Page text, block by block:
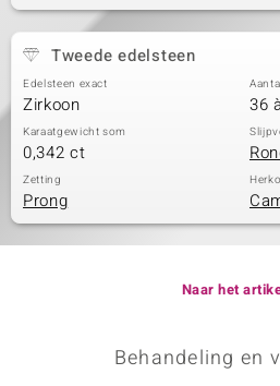
Tweede edelsteen
Edelsteen exact
Zirkoon 36
Karaatgewicht som
0,342 ct
Zetting
Prong
Naar het
Behandeling en